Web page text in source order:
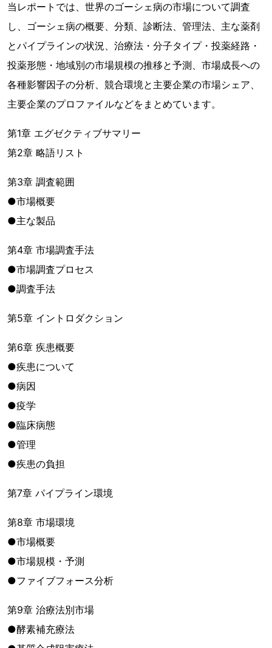
当レポートでは、世界のゴーシェ病の市場について調査
し、ゴーシェ病の概要、分類、診断法、管理法、主な薬剤
とパイプラインの状況、治療法・分子タイプ・投薬経路・
投薬形態・地域別の市場規模の推移と予測、市場成長への
各種影響因子の分析、競合環境と主要企業の市場シェア、
主要企業のプロファイルなどをまとめています。
第1章 エグゼクティブサマリー
第2章 略語リスト
第3章 調査範囲
●市場概要
●主な製品
第4章 市場調査手法
●市場調査プロセス
●調査手法
第5章 イントロダクション
第6章 疾患概要
●疾患について
●病因
●疫学
●臨床病態
●管理
●疾患の負担
第7章 パイプライン環境
第8章 市場環境
●市場概要
●市場規模・予測
●ファイブフォース分析
第9章 治療法別市場
●酵素補充療法